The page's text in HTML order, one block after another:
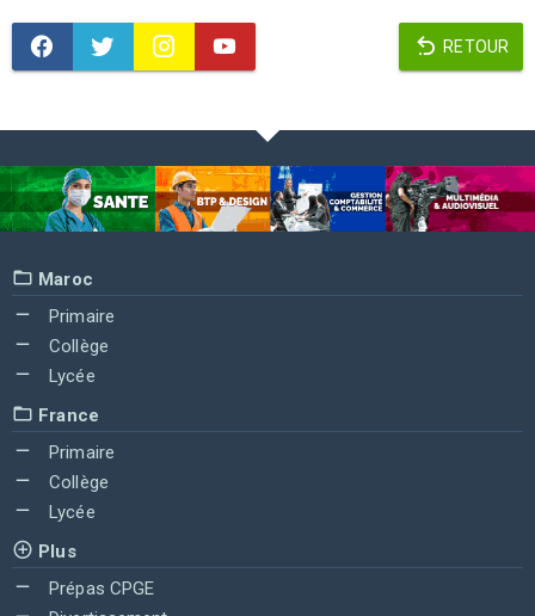
RETOUR
Maroc
Primaire
Collège
Lycée
France
Primaire
Collège
Lycée
Plus
Prépas CPGE